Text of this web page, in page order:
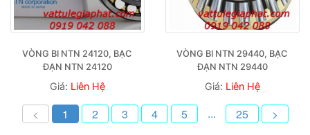
VÒNG BI NTN 24120, BẠC
ĐẠN NTN 24120
Giá: Liên Hệ
VÒNG BI NTN 29440, BẠC
ĐẠN NTN 29440
Giá: Liên Hệ
< 1 2 3 4 5 ... 25 >